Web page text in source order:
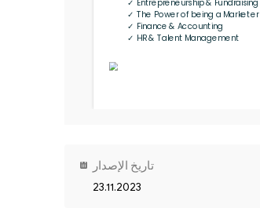
✓ Entrepreneurship & Fundraising
✓ The Power of being a Marketer
✓ Finance & Accounting
✓ HR & Talent Management
تاريخ الإصدار
23.11.2023